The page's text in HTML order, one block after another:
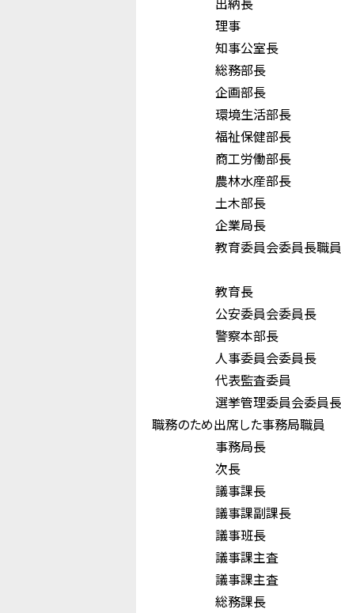
理事 内
知事公室長
総務部
企画部長
環境生活部
福祉保健部
商工労働部
農林水産
土木部長
企業局長
教育委員会委員長職員
駒 井
教育長
公安委員会委
警察本部
人事委員会委
代表監査委
選挙管理委員会
職務のため出席した事務局職員
事務局長
次長 佐
議事課長
議事課副課
議事班
議事課主
議事課主
総務課長